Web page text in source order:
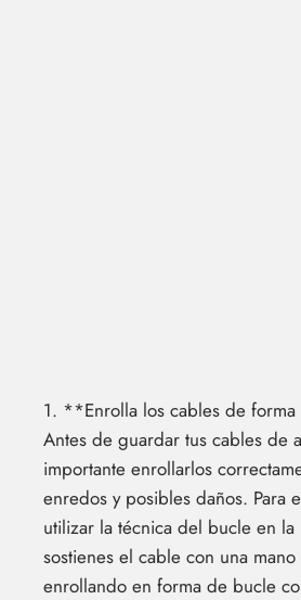
1. **Enrolla los cables de
Antes de guardar tus cables de
importante enrollarlos
enredos y posibles daños. Para
utilizar la técnica del bucle en la
sostienes el cable con una mano
enrollando en forma de bucle